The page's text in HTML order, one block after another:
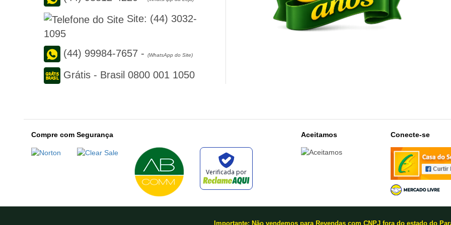
Site: (44) 3032-
1095
(44) 99984-7657 - (WhatsApp do Site)
Grátis - Brasil 0800 001 1050
Compre com Segurança
Verificada por
Aceitamos Conecte-se
Importante: Não vendemos para Revendas com CNPJ fora do estado do